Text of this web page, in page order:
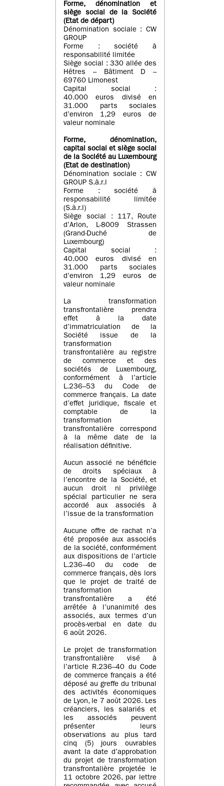
Forme, dénomination et
siège social de la Société
(Etatde départ)
Dénomination sociale : CW
GROUP
Forme : société à
responsabilité limitée
Siège social : 330 allée des
Hêtres – Bâtiment D –
69760 Limonest
Capital social :
40.000 euros divisé en
31.000 parts sociales
d’environ 1,29 euros de
valeur nominale
Forme, dénomination,
capital social et siège social
de la Société au Luxembourg
(Etat de destination)
Dénomination sociale : CW
GROUP S.à.r.l
Forme : société à
responsabilité limitée
(S.à.r.l)
Siège social : 117, Route
d’Arlon, L-8009 Strassen
(Grand-Duché de
Luxembourg)
Capital social :
40.000 euros divisé en
31.000 parts sociales
d’environ 1,29 euros de
valeur nominale
La transformation
transfrontalière prendra
effet à la date
d’immatriculation de la
Société issue de la
transformation
transfrontalière au registre
de commerce et des
sociétés de Luxembourg,
conformément à l’article
L.236–53 du Code de
commerce français. La date
d’effet juridique, fiscale et
comptable de la
transformation
transfrontalière correspond
à la même date de la
réalisation définitive.
Aucun associé ne bénéficie
de droits spéciaux à
l’encontre de la Société, et
aucun droit ni privilège
spécial particulier ne sera
accordé aux associés à
l’issue de la transformation
Aucune offre de rachat n’a
été proposée aux associés
de la société, conformément
aux dispositions de l’article
L.236–40 du code de
commerce français, dès lors
que le projet de traité de
transformation
transfrontalière a été
arrêtée à l’unanimité des
associés, aux termes d’un
procès-verbal en date du
6 août 2026.
Le projet de transformation
transfrontalière visé à
l’article R.236–40 du Code
de commerce français a été
déposé au greffe du tribunal
des activités économiques
de Lyon, le 7 août 2026. Les
créanciers, les salariés et
les associés peuvent
présenter leurs
observations au plus tard
cinq (5) jours ouvrables
avant la date d’approbation
du projet de transformation
transfrontalière projetée le
11 octobre 2026, par lettre